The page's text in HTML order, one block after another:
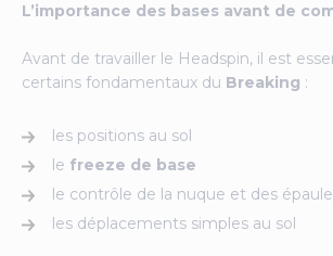
L’importance des bases avant de
Avant de travailler le Headspin, il est
certains fondamentaux du Breaking :
les positions au sol
le freeze de base
le contrôle de la nuque et des
les déplacements simples au sol